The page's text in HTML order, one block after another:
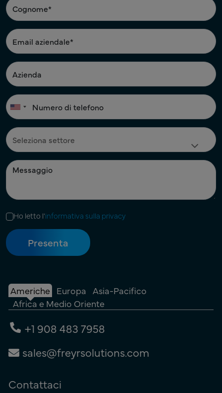
Ho letto l'informativa sulla privacy
Americhe Europa Asia-Pacifico
Africa e Medio Oriente
+1 908 483 7958
sales@freyrsolutions.com
Contattaci